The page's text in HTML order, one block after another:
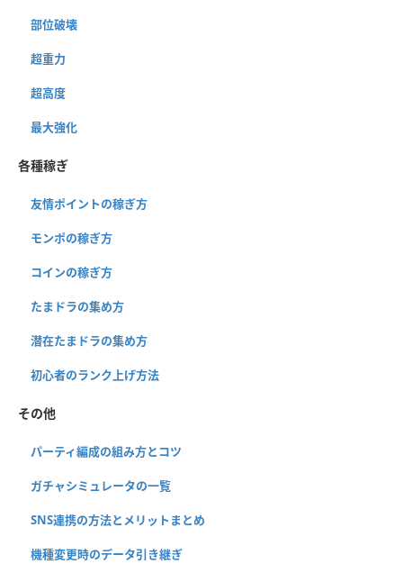
部位破壊
超重力
超高度
最大強化
各種稼ぎ
友情ポイントの稼ぎ方
モンポの稼ぎ方
コインの稼ぎ方
たまドラの集め方
潜在たまドラの集め方
初心者のランク上げ方法
その他
パーティ編成の組み方とコツ
ガチャシミュレータの一覧
SNS連携の方法とメリットまとめ
機種変更時のデータ引き継ぎ